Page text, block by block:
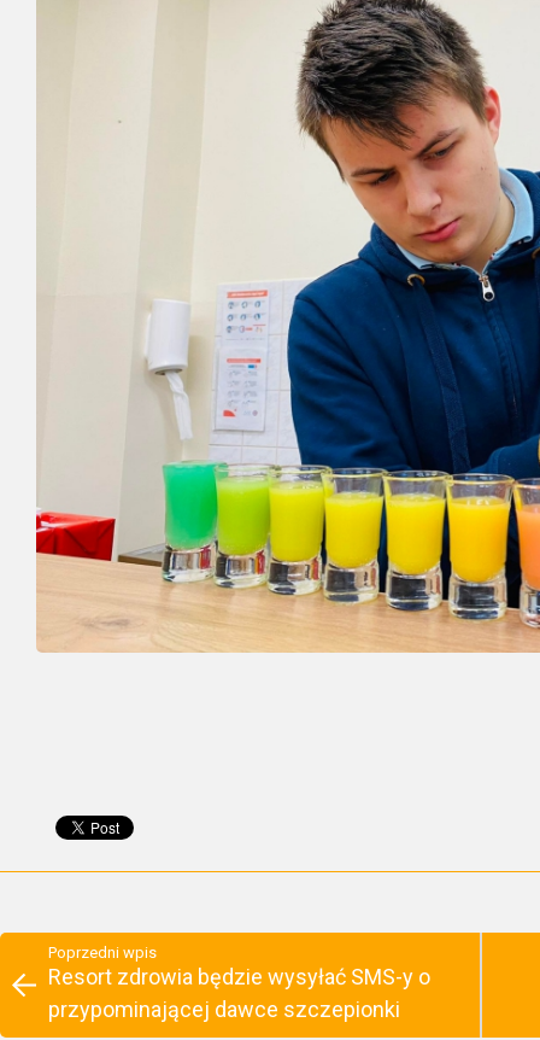
Poprzedni wpis
Resort zdrowia będzie wysyłać SMS-y o
przypominającej dawce szczepionki